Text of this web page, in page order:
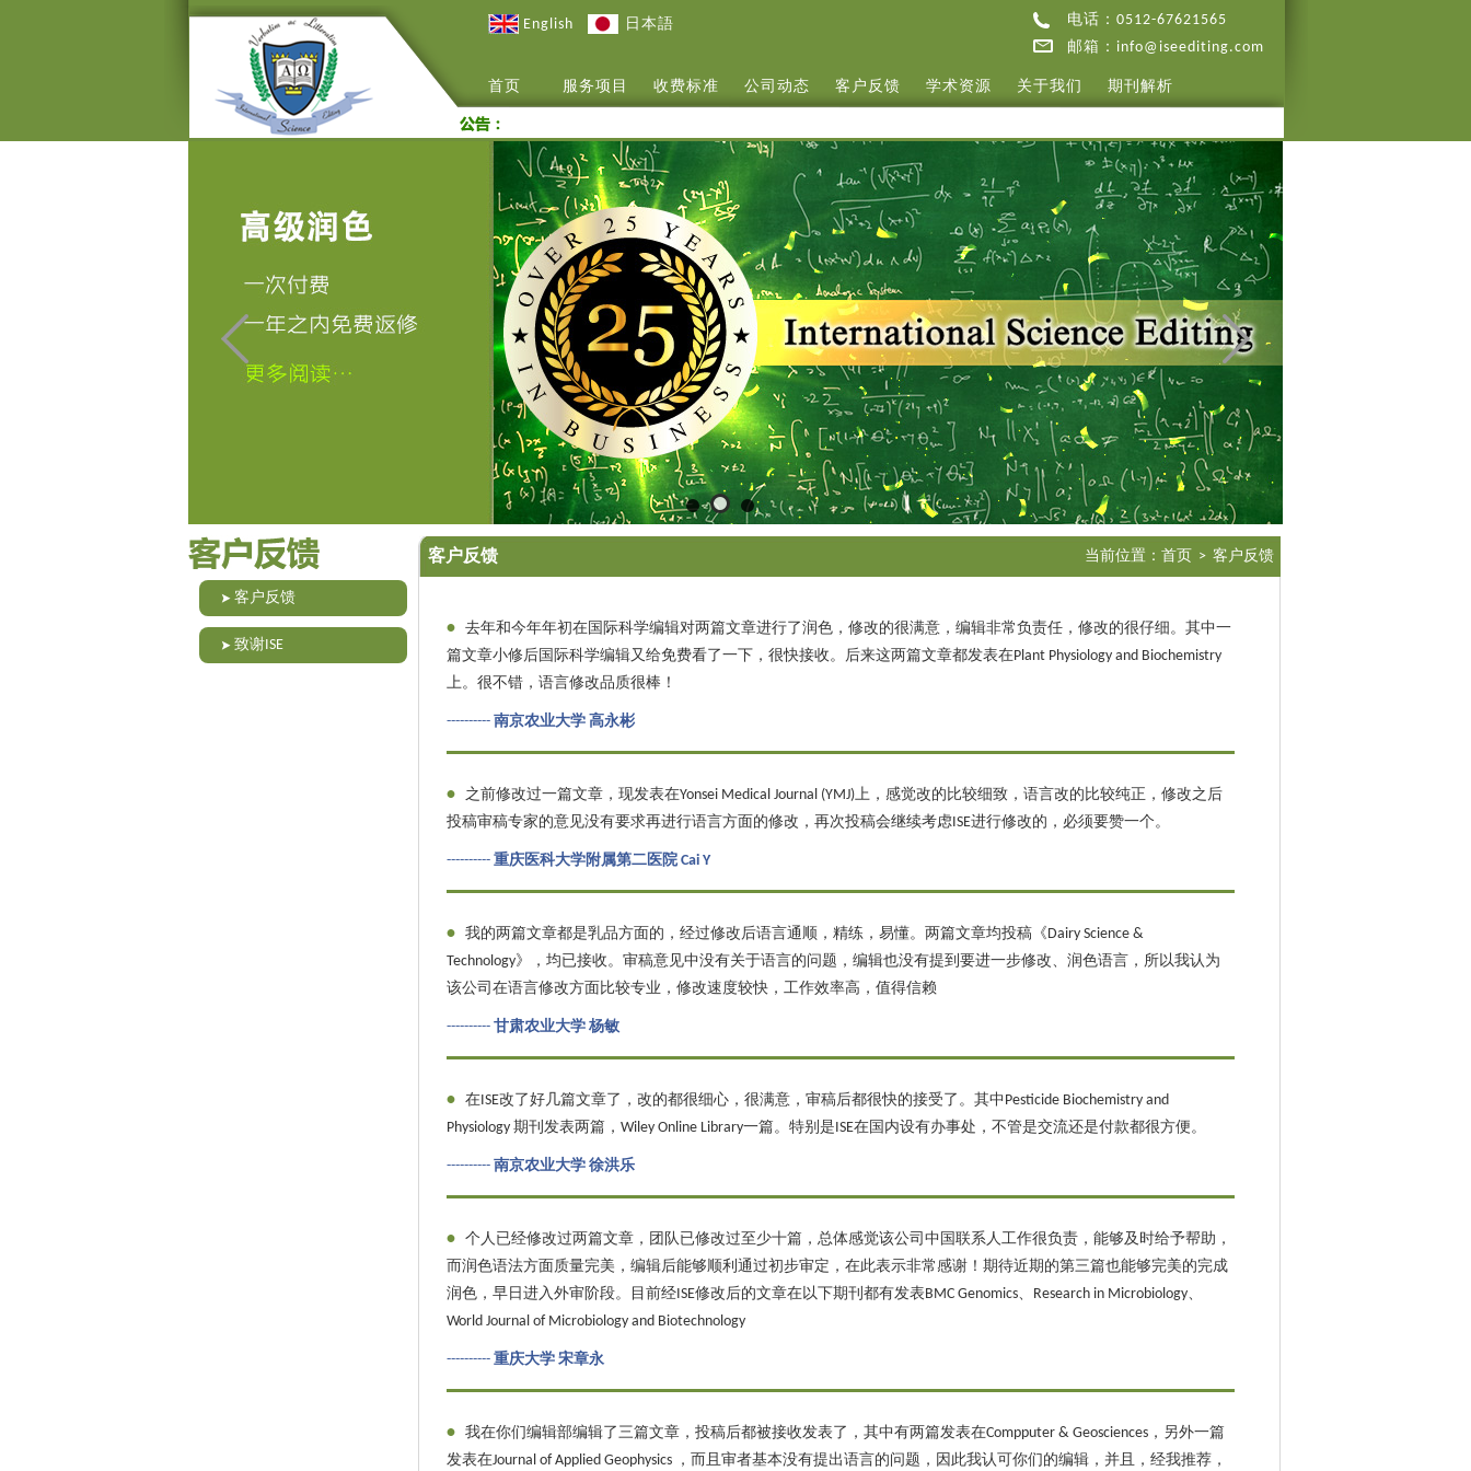
English 日本語
电话：0512-67621565
邮箱：info@iseediting.com
首页 服务项目 收费标准 公司动态 客户反馈 学术资源 关于我们 期刊解析
客户反馈
致谢ISE
客户反馈 当前位置： 首页 > 客户反馈
• 去年和今年年初在国际科学编辑对两篇文章进行了润色，修改的很满意，编辑非常负责任，修改的很仔细。其中一
篇文章小修后国际科学编辑又给免费看了一下，很快接收。后来这两篇文章都发表在Plant Physiology and Biochemistry
上。很不错，语言修改品质很棒！
---------- 南京农业大学 高永彬
• 之前修改过一篇文章，现发表在Yonsei Medical Journal (YMJ)上，感觉改的比较细致，语言改的比较纯正，修改之后
投稿审稿专家的意见没有要求再进行语言方面的修改，再次投稿会继续考虑ISE进行修改的，必须要赞一个。
---------- 重庆医科大学附属第二医院 Cai Y
• 我的两篇文章都是乳品方面的，经过修改后语言通顺，精练，易懂。两篇文章均投稿《Dairy Science &
Technology》，均已接收。审稿意见中没有关于语言的问题，编辑也没有提到要进一步修改、润色语言，所以我认为
该公司在语言修改方面比较专业，修改速度较快，工作效率高，值得信赖
---------- 甘肃农业大学 杨敏
• 在ISE改了好几篇文章了，改的都很细心，很满意，审稿后都很快的接受了。其中Pesticide Biochemistry and
Physiology 期刊发表两篇，Wiley Online Library一篇。特别是ISE在国内设有办事处，不管是交流还是付款都很方便。
---------- 南京农业大学 徐洪乐
• 个人已经修改过两篇文章，团队已修改过至少十篇，总体感觉该公司中国联系人工作很负责，能够及时给予帮助，
而润色语法方面质量完美，编辑后能够顺利通过初步审定，在此表示非常感谢！期待近期的第三篇也能够完美的完成
润色，早日进入外审阶段。目前经ISE修改后的文章在以下期刊都有发表BMC Genomics、Research in Microbiology、
World Journal of Microbiology and Biotechnology
---------- 重庆大学 宋章永
• 我在你们编辑部编辑了三篇文章，投稿后都被接收发表了，其中有两篇发表在Compputer & Geosciences，另外一篇
发表在Journal of Applied Geophysics ，而且审者基本没有提出语言的问题，因此我认可你们的编辑，并且，经我推荐，